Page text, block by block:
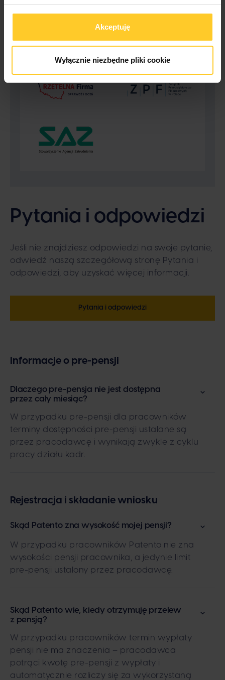
przez zewnętrznych dostawców i w celu śledzenia Twojej
aktywności dla potrzeb marketingowych, tj. dla potrzeb
wyboru i dostarczenia odpowiednich dla Ciebie reklam
oraz prowadzenia analiz i statystyk dotyczących
dostarczania i skuteczności tych reklam.
Twoja zgoda jest dobrowolna i możesz ją w dowolnym
momencie wycofać, zmieniając ustawienia przeglądarki.
Wycofanie zgody pozostanie bez wpływu na zgodność z
prawem używania plików cookies i podobnych
administratorem Twoich danych jest Soonly Finance sp. z
o.o. z siedzibą w Warszawie, ul. Żwirki i Wigury 16 C, 02-
092 Warszawa. W „Ustawieniach preferencji” możesz
Akceptuję
Wyłącznie niezbędne pliki cookie
Pytania i odpowiedzi
Jeśli nie znajdziesz odpowiedzi na swoje pytanie,
odwiedź naszą szczegółową stronę Pytania i
odpowiedzi, aby uzyskać więcej informacji.
Pytania i odpowiedzi
Informacje o pre-pensji
Dlaczego pre-pensja nie jest dostępna
przez cały miesiąc?
W przypadku pre-pensji dla pracowników
terminy dostępności pre-pensji ustalane są
przez pracodawcę i wynikają zwykle z cyklu
pracy działu kadr.
Rejestracja i składanie wniosku
Skąd Patento zna wysokość mojej pensji?
W przypadku pracowników Patento nie zna
wysokości pensji pracownika, a jedynie limit
pre-pensji ustalony przez pracodawcę.
Skąd Patento wie, kiedy otrzymuję przelew
z pensją?
W przypadku pracowników termin wypłaty
pensji nie ma znaczenia – pracodawca
potrąci kwotę pre-pensji z wypłaty i
automatycznie rozliczy się za wykorzystaną